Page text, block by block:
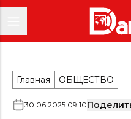
Главная ОБЩЕСТВО
30.06.2025 09:10